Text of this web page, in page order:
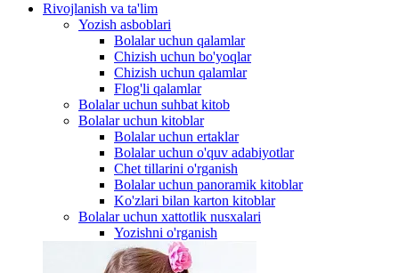
Rivojlanish va ta'lim
Yozish asboblari
Bolalar uchun qalamlar
Chizish uchun bo'yoqlar
Chizish uchun qalamlar
Flog'li qalamlar
Bolalar uchun suhbat kitob
Bolalar uchun kitoblar
Bolalar uchun ertaklar
Bolalar uchun o'quv adabiyotlar
Chet tillarini o'rganish
Bolalar uchun panoramik kitoblar
Ko'zlari bilan karton kitoblar
Bolalar uchun xattotlik nusxalari
Yozishni o'rganish